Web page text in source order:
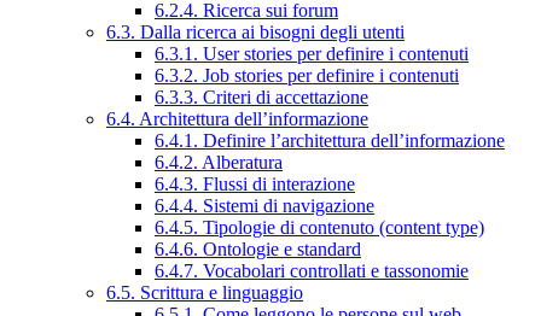
6.2.4. Ricerca sui forum
6.3. Dalla ricerca ai bisogni degli utenti
6.3.1. User stories per definire i contenuti
6.3.2. Job stories per definire i contenuti
6.3.3. Criteri di accettazione
6.4. Architettura dell’informazione
6.4.1. Definire l’architettura dell’informazione
6.4.2. Alberatura
6.4.3. Flussi di interazione
6.4.4. Sistemi di navigazione
6.4.5. Tipologie di contenuto (content type)
6.4.6. Ontologie e standard
6.4.7. Vocabolari controllati e tassonomie
6.5. Scrittura e linguaggio